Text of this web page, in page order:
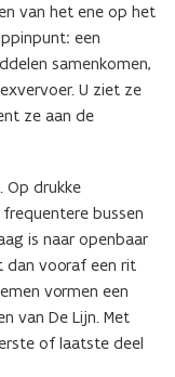
van het ene op het
: een
samenkomen,
U ziet ze
ze aan de
Op drukke
bussen
is naar openbaar
dan vooraf een rit
vormen een
van De Lijn. Met
of laatste deel